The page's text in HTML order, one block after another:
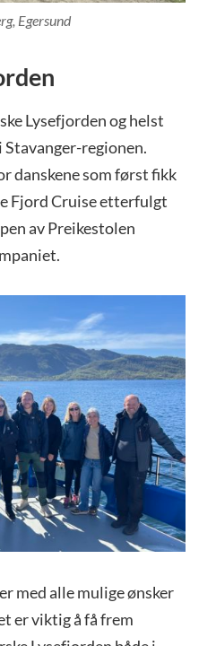
Egersund
Lysefjorden og helst
Stavanger-regionen.
danskene som først fikk
Fjord Cruise etterfulgt
av Preikestolen
med alle mulige ønsker
er viktig å få frem